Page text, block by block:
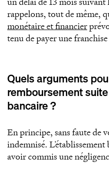
rappelons, tout de même,
monétaire et financier
tenu de payer une
Quels arguments
remboursement
bancaire ?
En principe, sans faute de
indemnisé.
avoir commis une